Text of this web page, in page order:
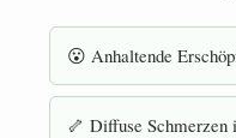
😮 Anhaltende
🦴 Diffuse Schmerzen